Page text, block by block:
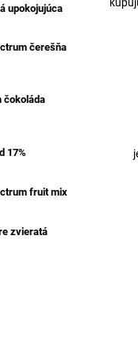
upokojujúca
čerešňa
čokoláda
17%
fruit mix
zvieratá